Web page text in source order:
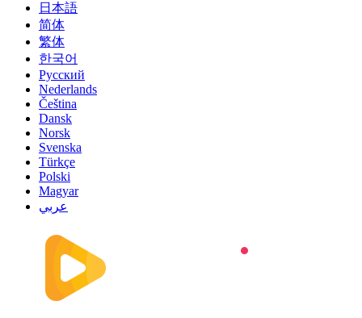
日本語
简体
繁体
한국어
Русский
Nederlands
Čeština
Dansk
Norsk
Svenska
Türkçe
Polski
Magyar
عربي